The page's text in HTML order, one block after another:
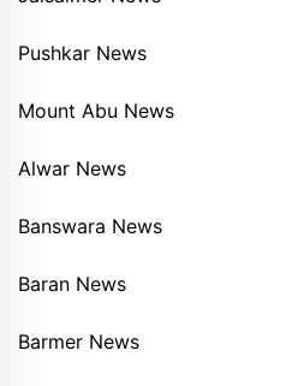
Pushkar News
Mount Abu News
Alwar News
Banswara News
Baran News
Barmer News